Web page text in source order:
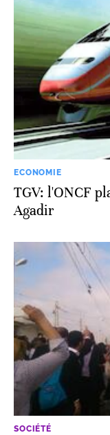
ECONOMIE
TGV: l'ONCF
Agadir
SOCIÉTÉ